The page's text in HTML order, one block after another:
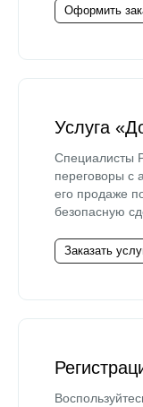
Оформить
Услуга
Специалисты
переговоры с
его продаже
безопасную
Заказать